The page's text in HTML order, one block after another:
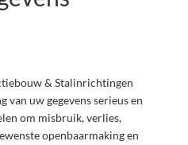
& Stalinrichtingen
van uw gegevens serieus en
om misbruik, verlies,
openbaarmaking en